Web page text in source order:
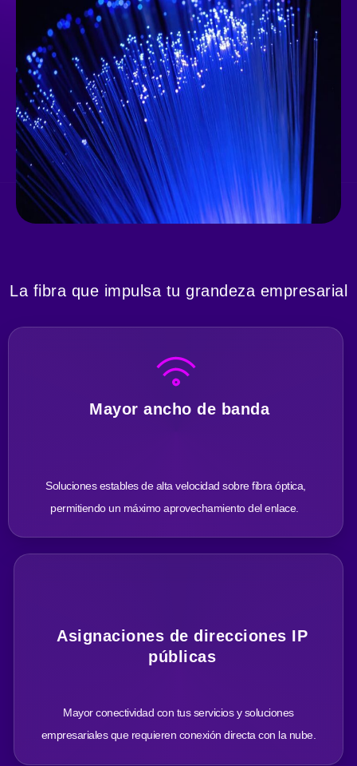
La fibra que impulsa tu grandeza empresarial
Mayor ancho de banda
Soluciones estables de alta velocidad sobre fibra óptica,
permitiendo un máximo aprovechamiento del enlace.
Asignaciones de direcciones IP
públicas
Mayor conectividad con tus servicios y soluciones
empresariales que requieren conexión directa con la nube.